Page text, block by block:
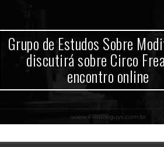
Grupo de Estudos Sobre
discutirá sobre Circo
encontro online